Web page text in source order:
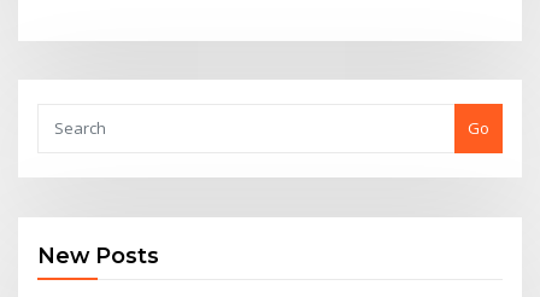
Go
New Posts